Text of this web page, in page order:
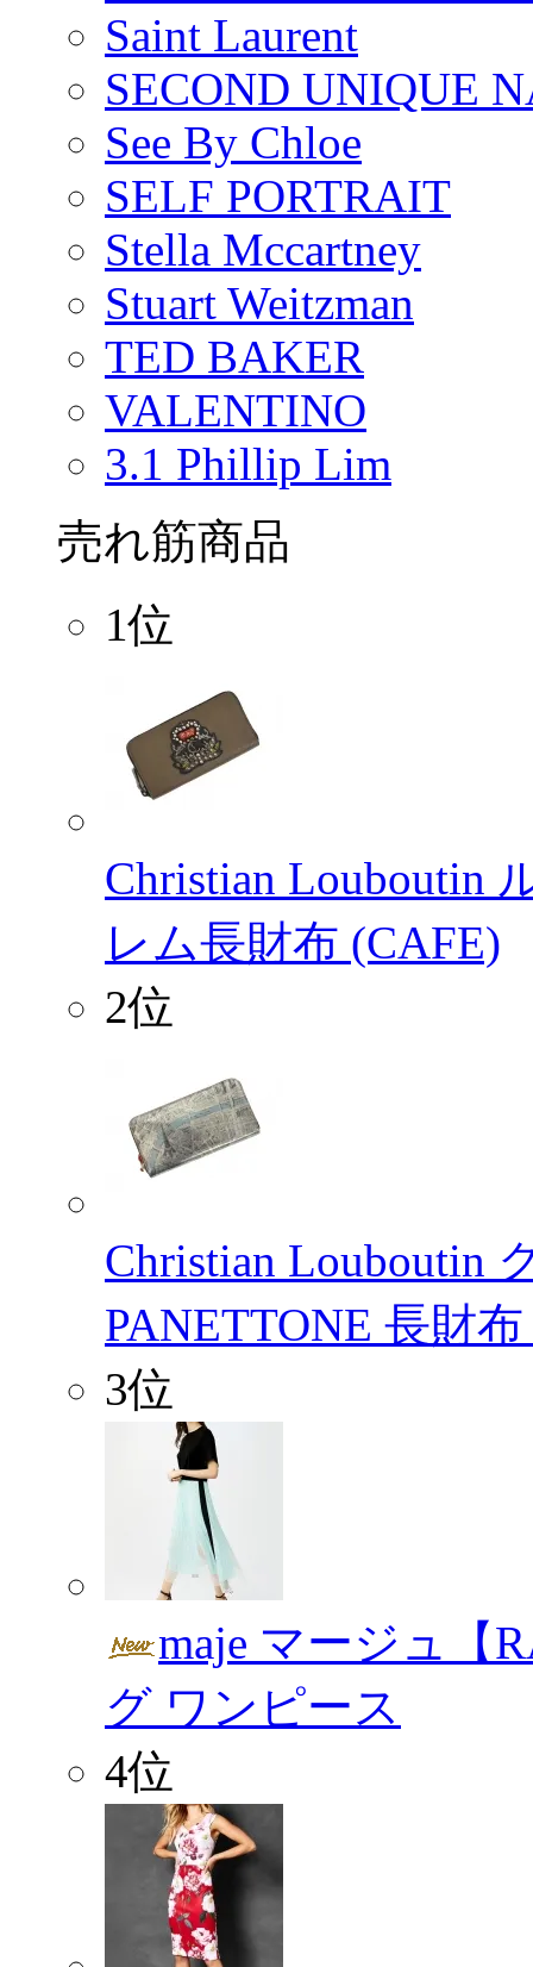
Saint Laurent
SECOND UNIQUE
See By Chloe
SELF PORTRAIT
Stella Mccartney
Stuart Weitzman
TED BAKER
VALENTINO
3.1 Phillip Lim
売れ筋商品
1位
Christian Louboutin
レム長財布 (CAFE)
2位
Christian Louboutin
PANETTONE 長財
3位
maje マージュ【
グ ワンピース
4位